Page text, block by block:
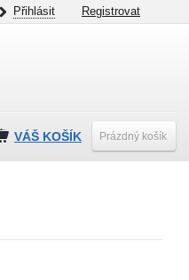
Přihlásit Registrovat
VÁŠ KOŠÍK Prázdný košík